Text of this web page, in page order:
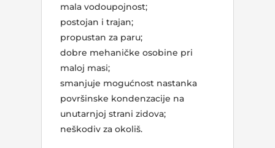
mala vodoupojnost;
postojan i trajan;
propustan za paru;
dobre mehaničke osobine pri
maloj masi;
smanjuje mogućnost nastanka
površinske kondenzacije na
unutarnjoj strani zidova;
neškodiv za okoliš.